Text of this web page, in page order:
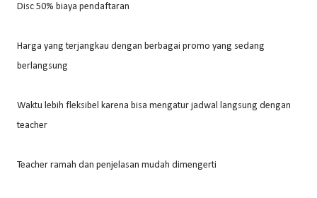
Disc 50% biaya pendaftaran
Harga yang terjangkau dengan berbagai promo yang sedang
berlangsung
Waktu lebih fleksibel karena bisa mengatur jadwal langsung dengan
teacher
Teacher ramah dan penjelasan mudah dimengerti